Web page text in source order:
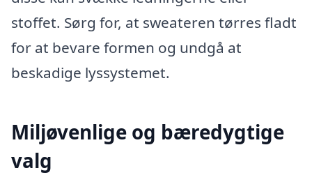
stoffet. Sørg for, at sweateren tørres fladt
for at bevare formen og undgå at
beskadige lyssystemet.
Miljøvenlige og bæredygtige
valg